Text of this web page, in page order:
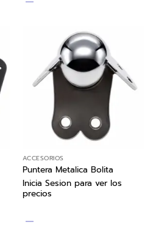
ACCESORIOS
Puntera Metalica Bolita
Inicia Sesion para ver los
precios